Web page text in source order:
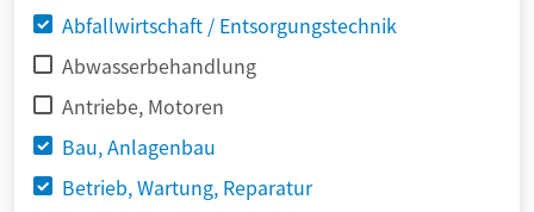
Abfallwirtschaft / Entsorgungstechnik
Abwasserbehandlung
Antriebe, Motoren
Bau, Anlagenbau
Betrieb, Wartung, Reparatur